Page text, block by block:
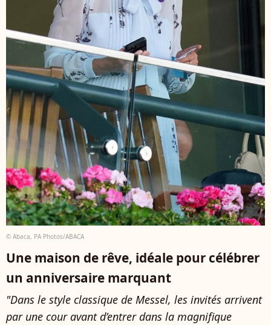
© Abaca, PA Photos/ABACA
Une maison de rêve, idéale pour célébrer
un anniversaire marquant
"Dans le style classique de Messel, les invités arrivent
par une cour avant d’entrer dans la magnifique